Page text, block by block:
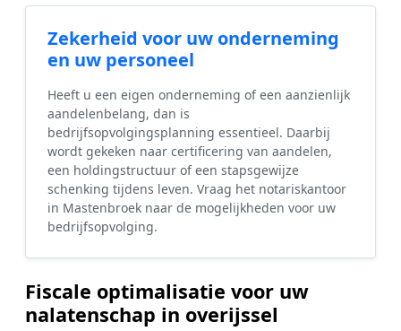
Zekerheid voor uw onderneming
en uw personeel
Heeft u een eigen onderneming of een aanzienlijk
aandelenbelang, dan is
bedrijfsopvolgingsplanning essentieel. Daarbij
wordt gekeken naar certificering van aandelen,
een holdingstructuur of een stapsgewijze
schenking tijdens leven. Vraag het notariskantoor
in Mastenbroek naar de mogelijkheden voor uw
bedrijfsopvolging.
Fiscale optimalisatie voor uw
nalatenschap in overijssel